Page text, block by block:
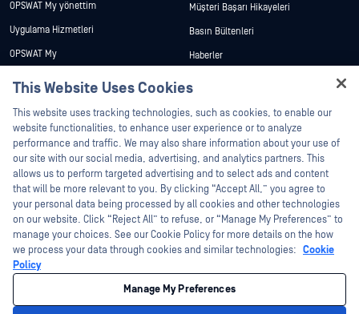
OPSWAT My yönettim
Uygulama Hizmetleri
OPSWAT My
Güvenlik Açığı Programı
Ortaklar
Sertifikasyon
Teknoloji Ortakları
Kanal Ortağı Programı
Müşteri Başarı Hikayeleri
Basın Bültenleri
Haberler
Veri Sayfaları
Beyaz Bülten
Ücretsiz Araçlar
©2026 OPSWAT . Tüm hakları saklıdır. OPSWAT, MetaDefender, Metascan,
MetaAccess, OPSWAT , Trust no File. Trust No Device., OPSWAT , Protecting the
DFI, RetroHunt, Deep File Inspection ve Join the Hunt, OPSWAT şirketinin ticari
markalarıdır. Üçüncü taraf ticari markaları, ilgili sahiplerinin mülkiyetindedir.
This Website Uses Cookies
This website uses tracking technologies, such as cookies, to enable our
website functionalities, to enhance user experience or to analyze
performance and traffic. We may also share information about your use of
our site with our social media, advertising, and analytics partners. This
allows us to perform targeted advertising and to select ads and content
that will be more relevant to you. By clicking “Accept All,” you agree to
your personal data being processed by all cookies and other technologies
on our website. Click “Reject All” to refuse, or “Manage My Preferences” to
manage your choices. See our Cookie Policy for more details on the how
we process your data through cookies and similar technologies: Cookie
Policy
Manage My Preferences